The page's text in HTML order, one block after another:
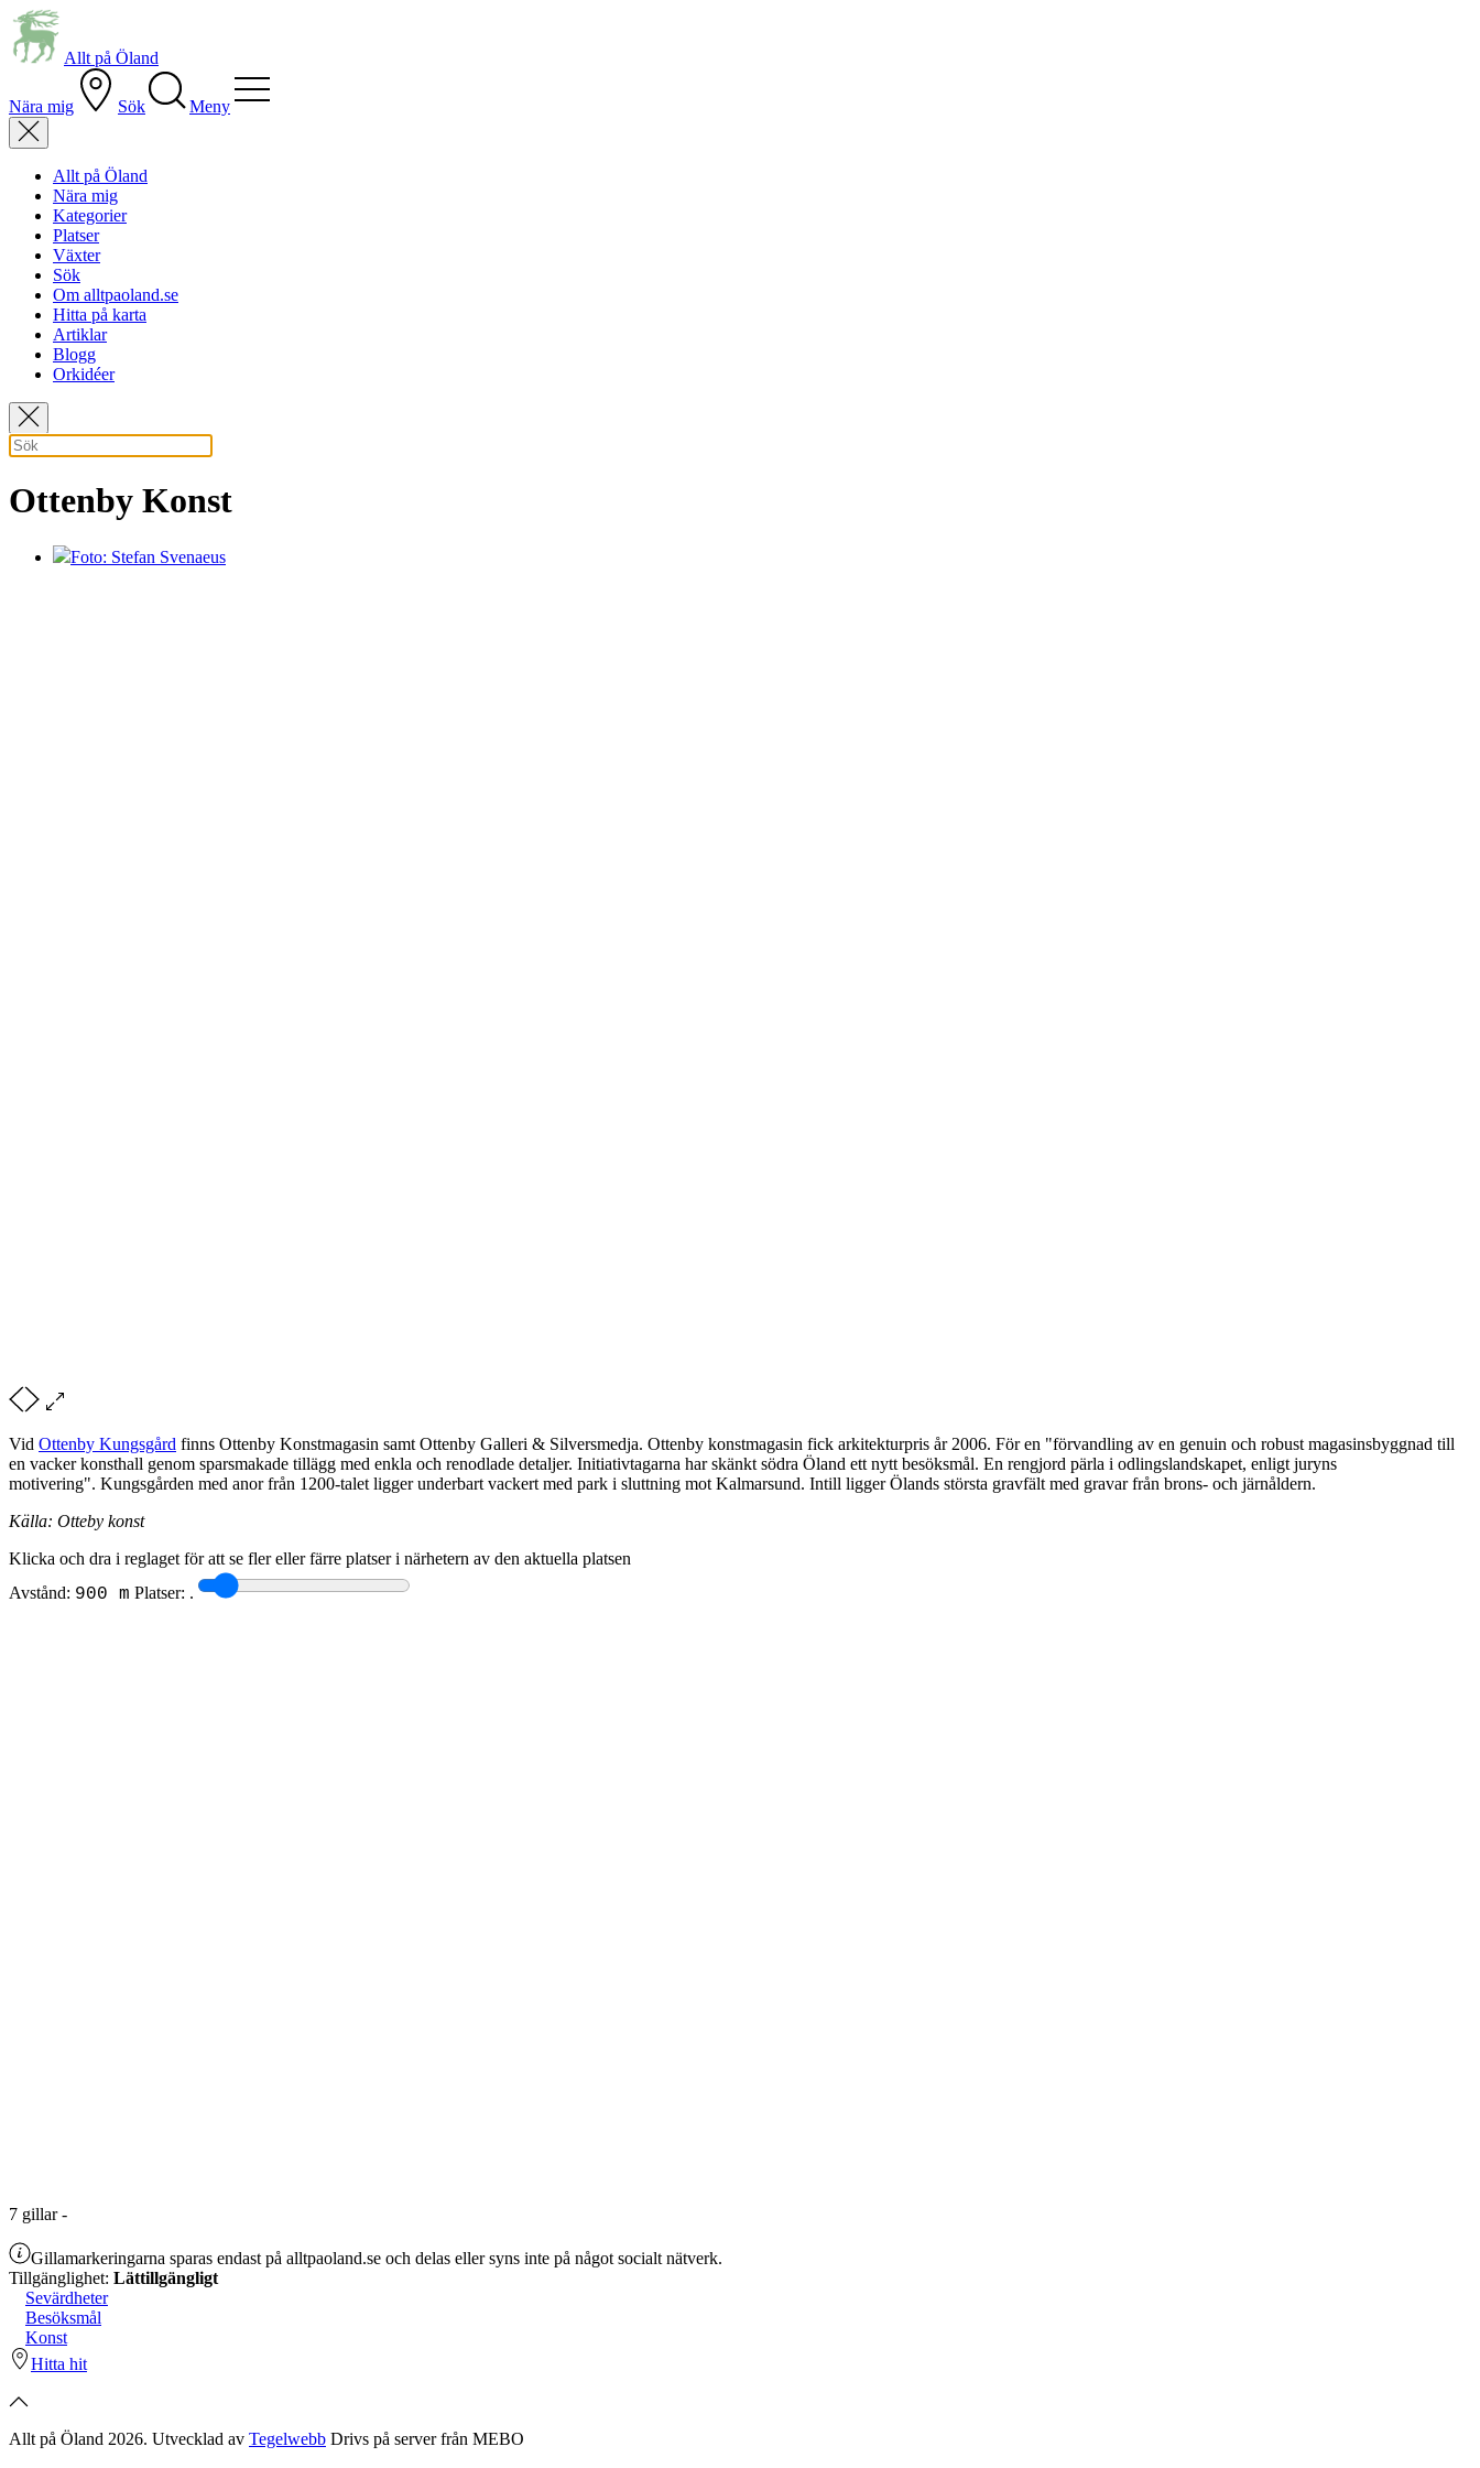
Allt på Öland
Nära mig Sök Meny
Allt på Öland
Nära mig
Kategorier
Platser
Växter
Sök
Om alltpaoland.se
Hitta på karta
Artiklar
Blogg
Orkidéer
Ottenby Konst
Foto: Stefan Svenaeus
Vid Ottenby Kungsgård finns Ottenby Konstmagasin samt Ottenby Galleri & Silversmedja. Ottenby konstmagasin fick arkitekturpris år 2006. För en "förvandling av en genuin och robust magasinsbyggnad till
en vacker konsthall genom sparsmakade tillägg med enkla och renodlade detaljer. Initiativtagarna har skänkt södra Öland ett nytt besöksmål. En rengjord pärla i odlingslandskapet, enligt juryns
motivering". Kungsgården med anor från 1200-talet ligger underbart vackert med park i sluttning mot Kalmarsund. Intill ligger Ölands största gravfält med gravar från brons- och järnåldern.
Källa: Otteby konst
Klicka och dra i reglaget för att se fler eller färre platser i närhetern av den aktuella platsen
Avstånd: 900 m Platser: .
7 gillar-
Gillamarkeringarna sparas endast på alltpaoland.se och delas eller syns inte på något socialt nätverk.
Tillgänglighet: Lättillgängligt
Sevärdheter
Besöksmål
Konst
Hitta hit
Allt på Öland 2026. Utvecklad av Tegelwebb Drivs på server från MEBO